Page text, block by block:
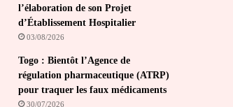
l’élaboration de son Projet
d’Établissement Hospitalier
03/08/2026
Togo : Bientôt l’Agence de
régulation pharmaceutique (ATRP)
pour traquer les faux médicaments
30/07/2026